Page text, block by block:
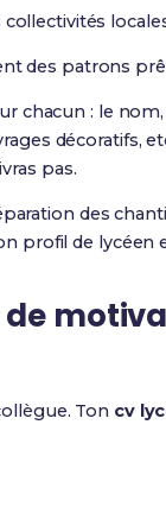
des patrons
chacun : le
décoratifs,
pas.
des
profil de lycéen
Ton cv